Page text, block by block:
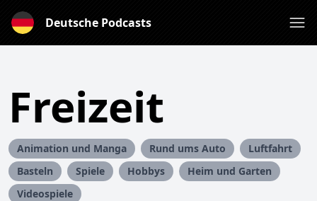
Deutsche Podcasts
Freizeit
Animation und Manga Rund ums Auto
Luftfahrt
Basteln
Spiele Hobbys
Heim und Garten
Videospiele